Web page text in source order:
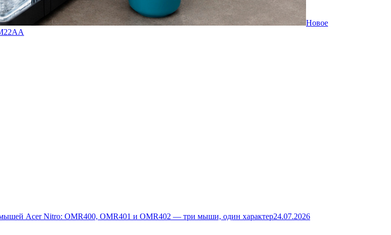
Новое
Acer Nitro: OMR400, OMR401 и OMR402 — три мыши, один характер24.07.2026